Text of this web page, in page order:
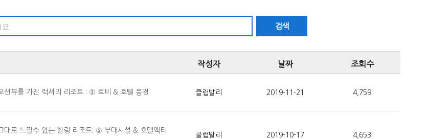
검색
작성자 날짜 조회수
뷰를 가진 럭셔리 리조트 : ① 로비 & 호텔 풍경 클럽발리 2019-11-21 4,759
로 느낄수 있는 힐링 리조트: ⑤ 부대시설 & 호텔액티
클럽발리 2019-10-17 4,653